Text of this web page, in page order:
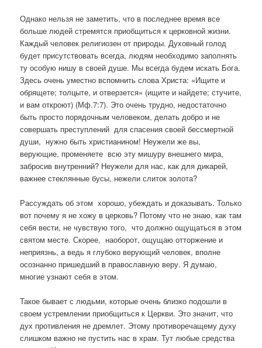
Однако нельзя не заметить, что в последнее время все
больше людей стремятся приобщиться к церковной жизни.
Каждый человек религиозен от природы. Духовный голод
будет присутствовать всегда, людям необходимо заполнять
ту особую нишу в своей душе. Мы всегда будем искать Бога.
Здесь очень уместно вспомнить слова Христа: «Ищите и
обрящете; толцыте, и отверзется» (ищите и найдете; стучите,
и вам откроют) (Мф.7:7). Это очень трудно, недостаточно
быть просто порядочным человеком, делать добро и не
совершать преступлений для спасения своей бессмертной
души, нужно быть христианином! Неужели же вы,
верующие, променяете всю эту мишуру внешнего мира,
забросив внутренний? Неужели для нас, как для дикарей,
важнее стеклянные бусы, нежели слиток золота?
Рассуждать об этом хорошо, убеждать и доказывать. Только
вот почему я не хожу в церковь? Потому что не знаю, как там
себя вести, не чувствую того, что должно ощущаться в этом
святом месте. Скорее, наоборот, ощущаю отторжение и
неприязнь, а ведь я глубоко верующий человек, вполне
осознанно пришедший в православную веру. Я думаю,
многие узнают себя в этом.
Такое бывает с людьми, которые очень близко подошли в
своем устремлении приобщиться к Церкви. Это значит, что
дух противления не дремлет. Этому противоречащему духу
слишком важно не пустить нас в храм. Тут любые средства